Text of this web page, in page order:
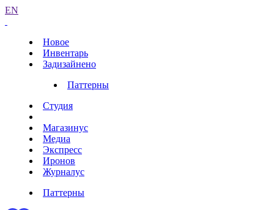
EN
Новое
Инвентарь
Задизайнено
Паттерны
Студия
Магазинус
Медиа
Экспресс
Иронов
Журналус
Паттерны